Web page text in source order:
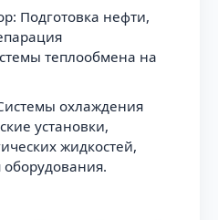
Подготовка нефти,
теплообмена на
охлаждения
установки,
жидкостей,